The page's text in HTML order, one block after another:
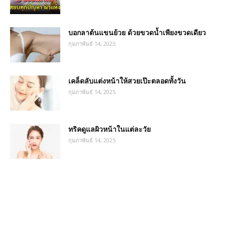
บอกลาต้นแขนย้วย ด้วยขวดน้ำเพียงขวดเดียว
กุมภาพันธ์ 14, 2025
เคล็ดลับแต่งหน้าให้สวยเป๊ะตลอดทั้งวัน
กุมภาพันธ์ 14, 2025
ทริคดูแลผิวหน้าในแต่ละวัย
กุมภาพันธ์ 14, 2025